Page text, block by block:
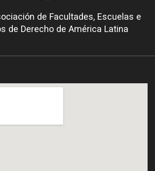
de Facultades, Escuelas e
de Derecho de América Latina